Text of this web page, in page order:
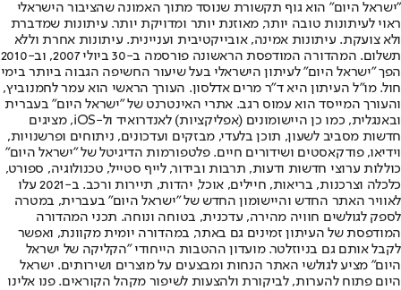
"ישראל היום" הוא גוף תקשורת שנוסד מתוך האמונה שהציבור הישראלי
ראוי לעיתונות טובה יותר, מאוזנת יותר ומדויקת יותר. עיתונות שמדברת
ולא צועקת. עיתונות אמינה, אובייקטיבית ועניינית. עיתונות אחרת וללא
תשלום. המהדורה המודפסת הראשונה פורסמה ב-30 ביולי 2007, וב-2010
הפך "ישראל היום" לעיתון הישראלי בעל שיעור החשיפה הגבוה ביותר בימי
חול. מו"ל העיתון היא ד"ר מרים אדלסון. העורך הראשי הוא עמר לחמנוביץ,
והעורך המייסד הוא עמוס רגב. אתרי האינטרנט של "ישראל היום" בעברית
ובאנגלית, כמו כן היישומונים (אפליקציות) לאנדרואיד ול-iOS, מציגים
חדשות מסביב לשעון, תוכן בלעדי, מבזקים ועדכונים, ניתוחים ופרשנויות,
וידיאו, פודקאסטים ושידורים חיים. פלטפורמות הדיגיטל של "ישראל היום"
כוללות ערוצי חדשות ודעות, תרבות ובידור, לייף סטייל, טכנולוגיה, ספורט,
כלכלה וצרכנות, בריאות, חיילים, אוכל, יהדות, תיירות ורכב. ב-2021 עלו
לאוויר האתר החדש והיישומון החדש של "ישראל היום" בעברית, במטרה
לספק לגולשים חוויה מהירה, עדכנית, בטוחה ונוחה. תכני המהדורה
המודפסת של העיתון זמינים גם באתר, במהדורה יומית מקוונת, ואפשר
לקבל אותם גם בניוזלטר. מועדון ההטבות הייחודי "הקליקה של ישראל
היום" מציע לגולשי האתר הנחות ומבצעים על מוצרים ושירותים. ישראל
היום פתוח להערות, לביקורת ולהצעות לשיפור מקהל הקוראים. פנו אלינו